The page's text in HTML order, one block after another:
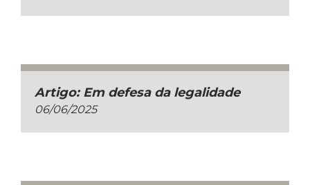
Artigo: Em defesa da legalidade
06/06/2025